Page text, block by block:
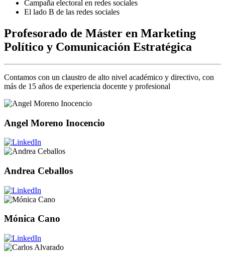
Campaña electoral en redes sociales
El lado B de las redes sociales
Profesorado de Máster en Marketing
Político y Comunicación Estratégica
Contamos con un claustro de alto nivel académico y directivo, con
más de 15 años de experiencia docente y profesional
Angel Moreno Inocencio
Andrea Ceballos
Mónica Cano